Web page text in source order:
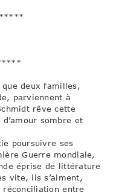
deux familles,
parviennent à
rêve cette
sombre et
poursuivre ses
Guerre mondiale,
éprise de littérature
vite, ils s’aiment,
entre